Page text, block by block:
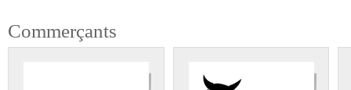
Commerçants